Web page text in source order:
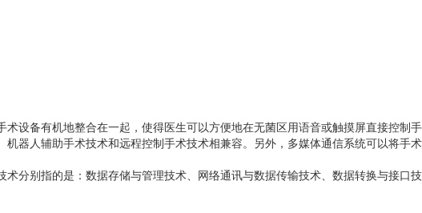
设备有机地整合在一起，使得医生可以方便地在无菌区用语音或触摸屏直接控制手
器人辅助手术技术和远程控制手术技术相兼容。另外，多媒体通信系统可以将手术
分别指的是：数据存储与管理技术、网络通讯与数据传输技术、数据转换与接口技